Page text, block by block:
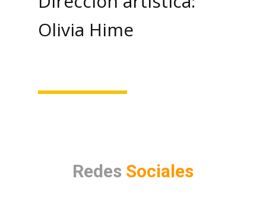
Olivia Hime
Redes Sociales